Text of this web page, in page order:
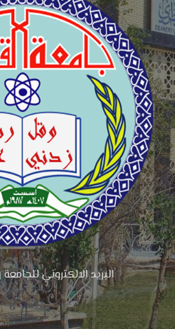
البريد الالكتروني للجامعة info@qu.edu.iq